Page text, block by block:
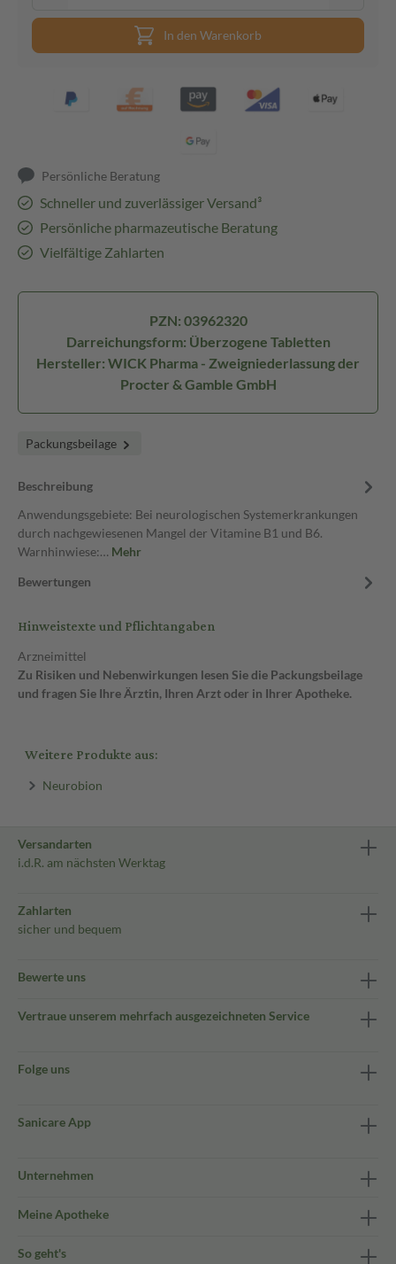
In den Warenkorb
Persönliche Beratung
Schneller und zuverlässiger Versand³
Persönliche pharmazeutische Beratung
Vielfältige Zahlarten
PZN: 03962320
Darreichungsform: Überzogene Tabletten
Hersteller: WICK Pharma - Zweigniederlassung der
Procter & Gamble GmbH
Packungsbeilage
Beschreibung
Anwendungsgebiete: Bei neurologischen Systemerkrankungen
durch nachgewiesenen Mangel der Vitamine B1 und B6.
Warnhinwiese:… Mehr
Bewertungen
Hinweistexte und Pflichtangaben
Arzneimittel
Zu Risiken und Nebenwirkungen lesen Sie die Packungsbeilage
und fragen Sie Ihre Ärztin, Ihren Arzt oder in Ihrer Apotheke.
Weitere Produkte aus:
Neurobion
Versandarten
i.d.R. am nächsten Werktag
Zahlarten
sicher und bequem
Bewerte uns
Vertraue unserem mehrfach ausgezeichneten Service
Folge uns
Sanicare App
Unternehmen
Meine Apotheke
So geht's